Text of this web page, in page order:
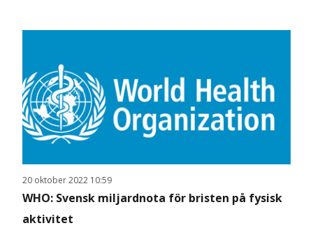
20 oktober 2022 10:59
WHO: Svensk miljardnota för bristen på fysisk
aktivitet